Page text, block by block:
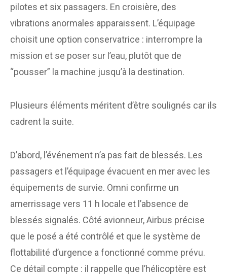
pilotes et six passagers. En croisière, des
vibrations anormales apparaissent. L’équipage
choisit une option conservatrice : interrompre la
mission et se poser sur l’eau, plutôt que de
“pousser” la machine jusqu’à la destination.
Plusieurs éléments méritent d’être soulignés car ils
cadrent la suite.
D’abord, l’événement n’a pas fait de blessés. Les
passagers et l’équipage évacuent en mer avec les
équipements de survie. Omni confirme un
amerrissage vers 11 h locale et l’absence de
blessés signalés. Côté avionneur, Airbus précise
que le posé a été contrôlé et que le système de
flottabilité d’urgence a fonctionné comme prévu.
Ce détail compte : il rappelle que l’hélicoptère est